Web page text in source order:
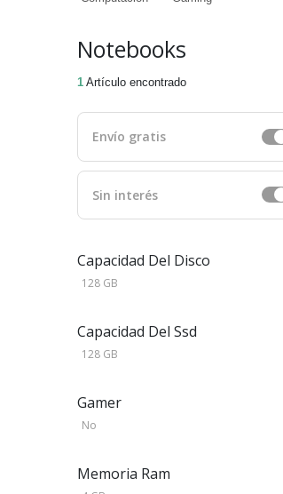
Notebooks
1 Artículo encontrado
Envío gratis
Sin interés
Capacidad Del Disco
128 GB
Capacidad Del Ssd
128 GB
Gamer
No
Memoria Ram